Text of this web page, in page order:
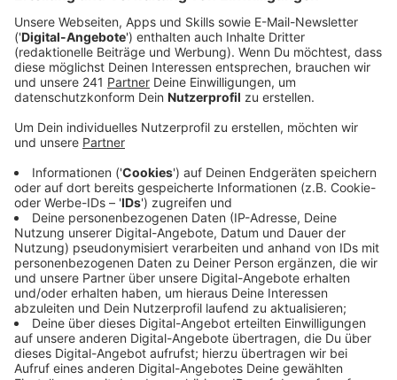
den Ruhestand geht.
Veröffentlicht:Mittwoch, 08.02.2023 18:01
Anzeige
Bill Anderson ist 56 Jahre alt, US-Amerikaner und
studierter Chemieingenieur. Nach einigen Jobs im
Bereich der Biowissenschaft hat er zuletzt beim
Schweizer Unternehmen Roche die Pharma-Sparte
geleitet. Ab April wird Anderson zum Bayer-Vorstand
gehören, im Juni soll er ihn dann leiten und das
Unternehmen „in ein neues, erfolgreiches Kapitel
führen“, so der Aufsichtsrat. Anderson selbst sagte zu
seiner neuen Aufgabe: „Ich freue mich darauf,
Innovationen zu beschleunigen, die Nachhaltigkeit
voranzubringen und das gesamte Potenzial des